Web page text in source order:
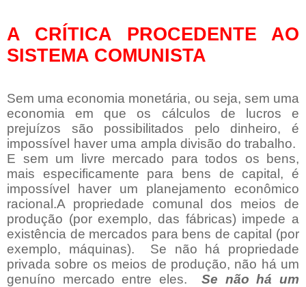
A CRÍTICA PROCEDENTE AO
SISTEMA COMUNISTA
Sem uma economia monetária, ou seja, sem uma
economia em que os cálculos de lucros e
prejuízos são possibilitados pelo dinheiro, é
impossível haver uma ampla divisão do trabalho.
E sem um livre mercado para todos os bens,
mais especificamente para bens de capital, é
impossível haver um planejamento econômico
racional.A propriedade comunal dos meios de
produção (por exemplo, das fábricas) impede a
existência de mercados para bens de capital (por
exemplo, máquinas).
Se não há propriedade
privada sobre os meios de produção, não há um
genuíno mercado entre eles.
Se não há um